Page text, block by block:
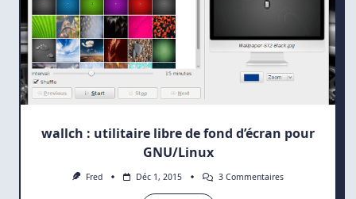
wallch : utilitaire libre de fond d’écran pour
GNU/Linux
Fred Déc 1, 2015 3 CommentairesSur